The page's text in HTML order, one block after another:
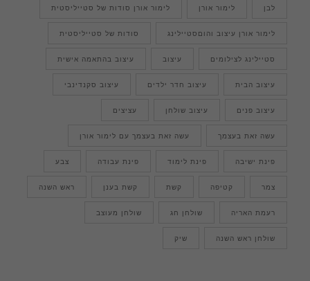
לבן לימור אורן לימור אורן סודות של סטייליסטית
לימור אורן עיצוב והוםסטיילינג סודות של סטייליסטית
סטיילינג לצילומים עיצוב עיצוב בהתאמה אישית
עיצוב הבית עיצוב חדר ילדים עיצוב סקנדינבי
עיצוב פנים עיצוב שולחן עציצים
עשה זאת בעצמך עשה זאת בעצמך עם לימור אורן
פינת ישיבה פינת לימוד פינת עבודה צבע
צמר קטיפה קשת קשת בענן ראש השנה
רעמת האריה שולחן חג שולחן מעוצב
שולחן ראש השנה שיק